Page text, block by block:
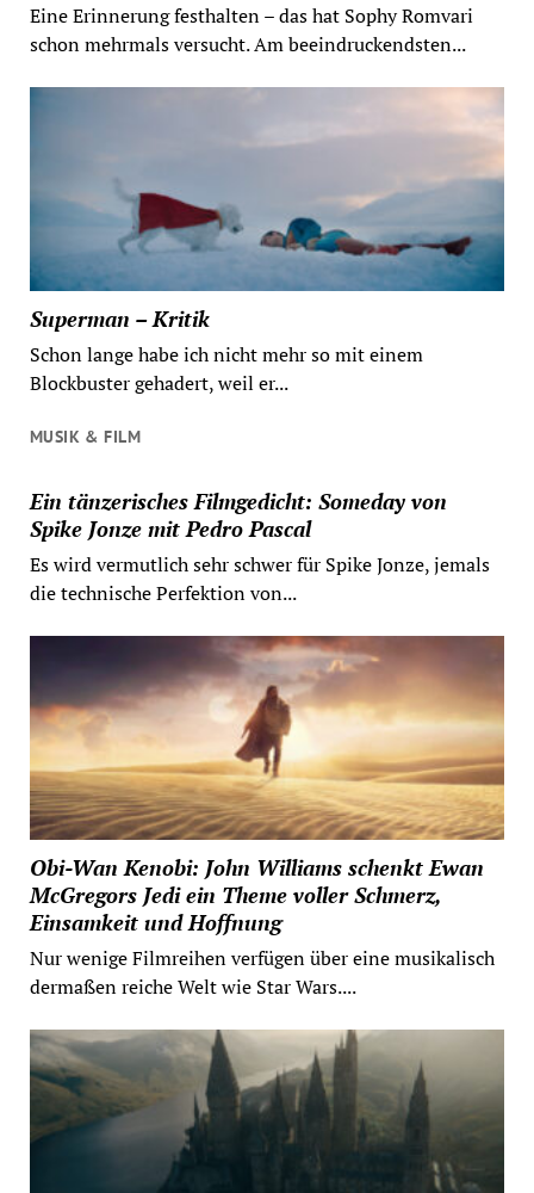
Eine Erinnerung festhalten – das hat Sophy Romvari
schon mehrmals versucht. Am beeindruckendsten...
Superman – Kritik
Schon lange habe ich nicht mehr so mit einem
Blockbuster gehadert, weil er...
MUSIK & FILM
Ein tänzerisches Filmgedicht: Someday von
Spike Jonze mit Pedro Pascal
Es wird vermutlich sehr schwer für Spike Jonze, jemals
die technische Perfektion von...
Obi-Wan Kenobi: John Williams schenkt Ewan
McGregors Jedi ein Theme voller Schmerz,
Einsamkeit und Hoffnung
Nur wenige Filmreihen verfügen über eine musikalisch
dermaßen reiche Welt wie Star Wars....